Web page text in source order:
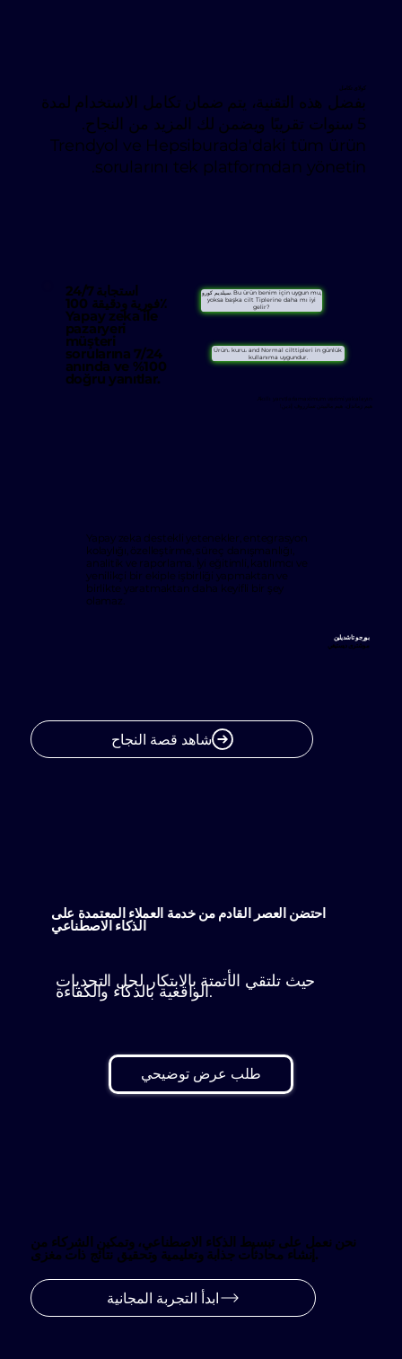
كولاى تكامل
بفضل هذه التقنية، يتم ضمان تكامل الاستخدام لمدة
5 سنوات تقريبًا ويضمن لك المزيد من النجاح.
Trendyol ve Hepsiburada'daki tüm ürün
sorularını tek platformdan yönetin.
Akıllı yanıtlarlamaximum verimi yakalayın.
هيم زماندان، هيم مالييتن تسارروف إدين!
Ürün، kuru، and Normal cilttipleri in günlük
kullanıma uygundur.
سيلديم كورو. Bu ürün benim için uygun mu,
yoksa başka cilt Tiplerine daha mı iyi
gelir?
24/7 استجابة
فورية ودقيقة 100٪
Yapay zeka ile
pazaryeri
müşteri
sorularına 7/24
anında ve %100
doğru yanıtlar.
Yapay zeka destekli yetenekler, entegrasyon
kolaylığı, özelleştirme, süreç danışmanlığı,
analitik ve raporlama. İyi eğitimli, katılımcı ve
yenilikçi bir ekiple işbirliği yapmaktan ve
birlikte yaratmaktan daha keyifli bir şey
olamaz.
بورجو تاشديلين
موشترى ديستيغي
شاهد قصة النجاح
احتضن العصر القادم من خدمة العملاء المعتمدة على
الذكاء الاصطناعي
حيث تلتقي الأتمتة بالابتكار لحل التحديات
الواقعية بالذكاء والكفاءة.
طلب عرض توضيحي
نحن نعمل على تبسيط الذكاء الاصطناعي، وتمكين الشركاء من
إنشاء محادثات جذابة وتعليمية وتحقيق نتائج ذات مغزى.
ابدأ التجربة المجانية